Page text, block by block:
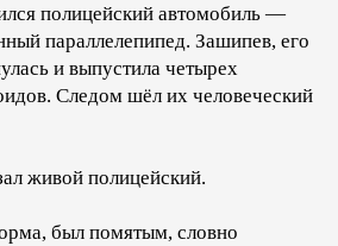
полицейский автомобиль —
параллелепипед. Зашипев, его
и выпустила четырех
Следом шёл их человеческий
живой полицейский.
был помятым, словно